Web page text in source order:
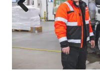
Previous